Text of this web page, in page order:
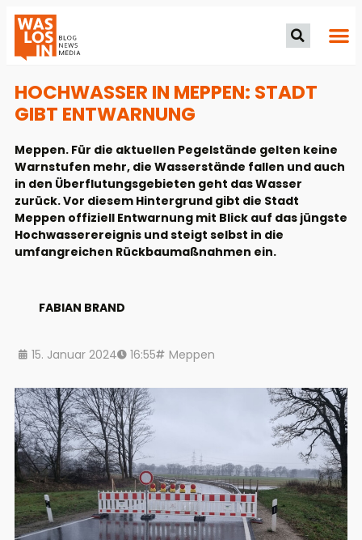
HOCHWASSER IN MEPPEN: STADT
GIBT ENTWARNUNG
Meppen. Für die aktuellen Pegelstände gelten keine
Warnstufen mehr, die Wasserstände fallen und auch
in den Überflutungsgebieten geht das Wasser
zurück. Vor diesem Hintergrund gibt die Stadt
Meppen offiziell Entwarnung mit Blick auf das jüngste
Hochwasserereignis und steigt selbst in die
umfangreichen Rückbaumaßnahmen ein.
FABIAN BRAND
15. Januar 2024 16:55 Meppen